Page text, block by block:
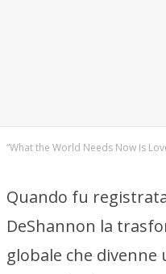
“What the World Needs Now Is
Quando fu
DeShannon la
globale che divenne